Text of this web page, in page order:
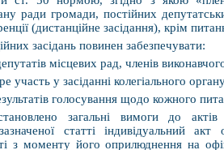
ради громади, постійних
(дистанційне засідання), крім
засідань повинен забезпечувати:
місцевих рад, членів
участь у засіданні колегіального
голосування щодо кожного
загальні вимоги до актів
статті індивідуальний
з моменту його оприлюднення на